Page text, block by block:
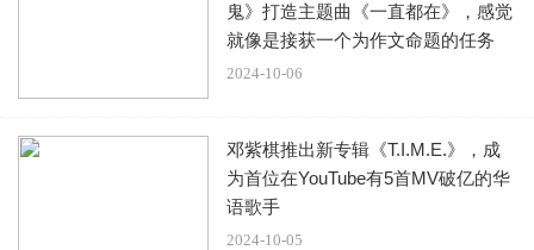
魏嘉发文指出高亚麟对她家暴、出轨，并透露这些证据
她会慢慢放出来，从她贴出的对话截图中，看到控诉男方在
是什么善人，我不伤害别人，但也不会让伤害我的人好过。
孩子我保护的很好，他如果气不过想报復我的命就在这裡，
让他来取!」、「他塌房了我本来就抚养费一分钱都拿不到，
鬼》打造主题曲《一直都在》，感觉
就像是接获一个为作文命题的任务
2024-10-06
邓紫棋推出新专辑《T.I.M.E.》，成
为首位在YouTube有5首MV破亿的华
语歌手
2024-10-05